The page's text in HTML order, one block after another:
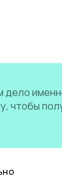
чтобы